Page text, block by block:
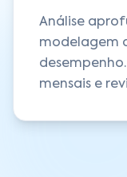
Análise
modelagem
mensais e